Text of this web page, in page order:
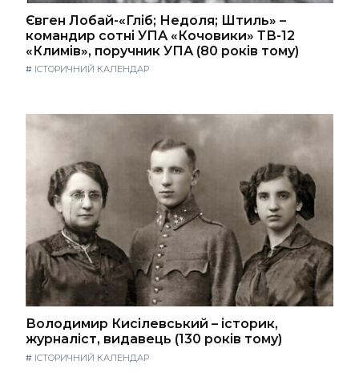
Євген Лобай-«Гліб; Недоля; Штиль» –
командир сотні УПА «Кочовики» ТВ-12
«Климів», поручник УПА (80 років тому)
# ІСТОРИЧНИЙ КАЛЕНДАР
Володимир Кисілевський – історик,
журналіст, видавець (130 років тому)
# ІСТОРИЧНИЙ КАЛЕНДАР